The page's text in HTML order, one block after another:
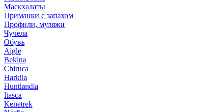
Маскхалаты
Приманки с запахом
Профили, муляжи
Чучела
Обувь
Aigle
Bekina
Chiruсa
Harkila
Huntlandia
Itasca
Kenetrek